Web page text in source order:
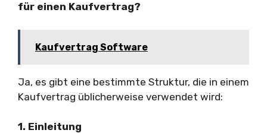
für einen Kaufvertrag?
Kaufvertrag Software
Ja, es gibt eine bestimmte Struktur, die in einem
Kaufvertrag üblicherweise verwendet wird:
1. Einleitung